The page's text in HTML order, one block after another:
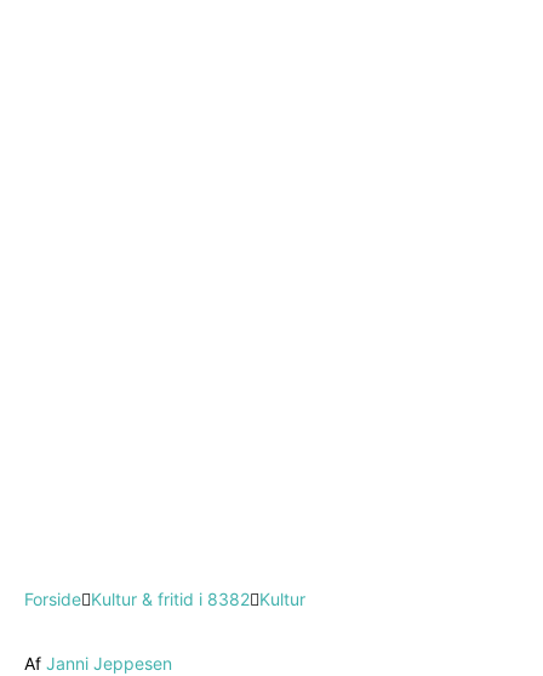
Forside Kultur & fritid i 8382 Kultur
Af Janni Jeppesen